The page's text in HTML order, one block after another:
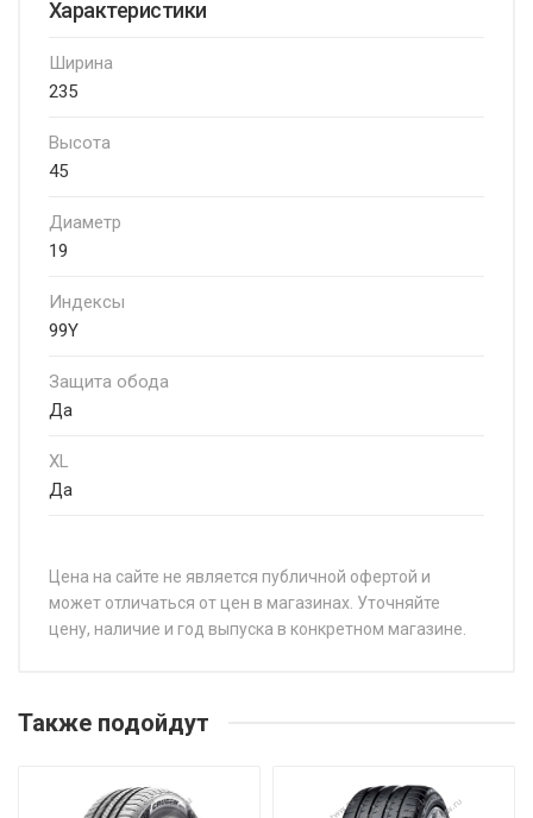
Характеристики
Ширина
235
Высота
45
Диаметр
19
Индексы
99Y
Защита обода
Да
XL
Да
Цена на сайте не является публичной офертой и
может отличаться от цен в магазинах. Уточняйте
цену, наличие и год выпуска в конкретном магазине.
GoodYear Eagle F1 Asymmetric 6 225/35R19 88Y
Также подойдут